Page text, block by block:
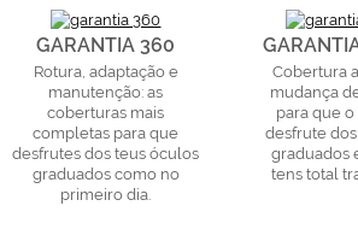
GARANTIA 360
Rotura, adaptação e
manutenção: as
coberturas mais
completas para que
desfrutes dos teus óculos
graduados como no
primeiro dia.
Cobertura
mudança
para que
desfrute
graduados
tens total